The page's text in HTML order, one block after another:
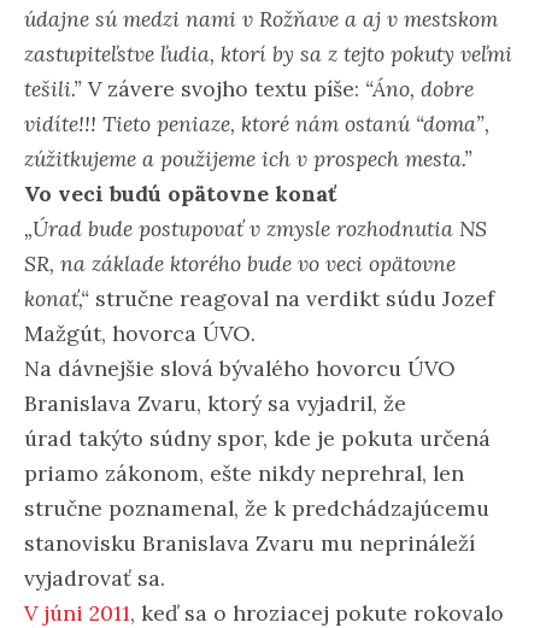
údajne sú medzi nami v Rožňave a aj v mestskom
zastupiteľstve ľudia, ktorí by sa z tejto pokuty veľmi
tešili.” V závere svojho textu píše: “Áno, dobre
vidíte!!! Tieto peniaze, ktoré nám ostanú “doma”,
zúžitkujeme a použijeme ich v prospech mesta.”
Vo veci budú opätovne konať
„Úrad bude postupovať v zmysle rozhodnutia NS
SR, na základe ktorého bude vo veci opätovne
konať,“ stručne reagoval na verdikt súdu Jozef
Mažgút, hovorca ÚVO.
Na dávnejšie slová bývalého hovorcu ÚVO
Branislava Zvaru, ktorý sa vyjadril, že
úrad takýto súdny spor, kde je pokuta určená
priamo zákonom, ešte nikdy neprehral, len
stručne poznamenal, že k predchádzajúcemu
stanovisku Branislava Zvaru mu neprináleží
vyjadrovať sa.
V júni 2011, keď sa o hroziacej pokute rokovalo